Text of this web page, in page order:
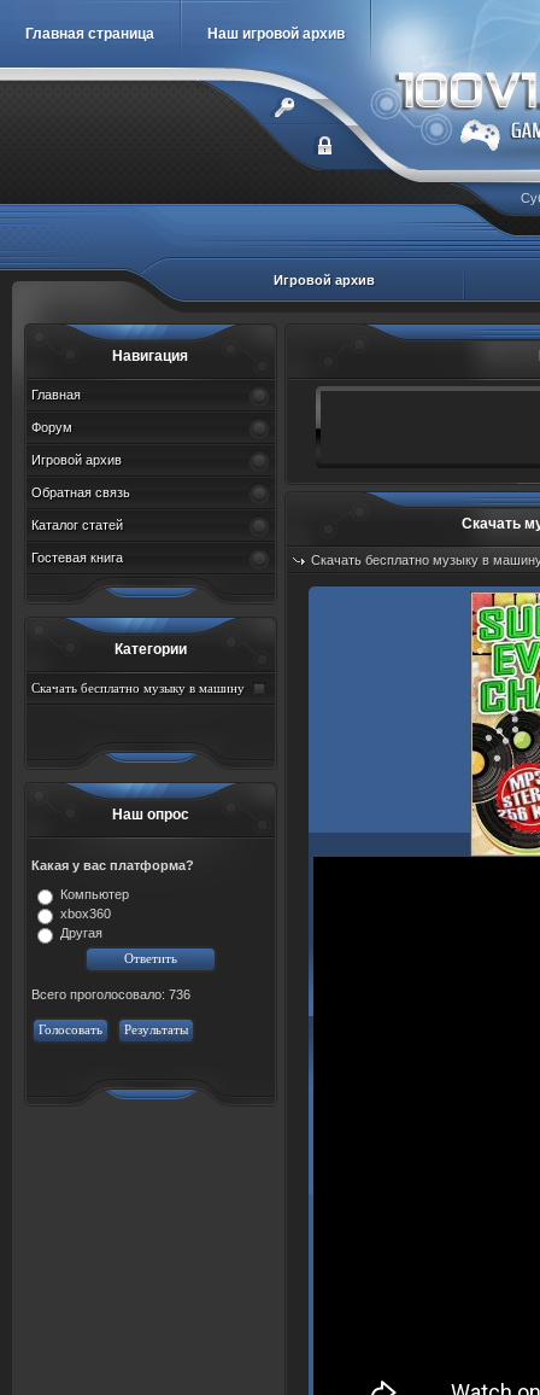
Главная страница Наш игровой архив
Игровой архив
Навигация
Главная
Форум
Игровой архив
Обратная связь
Каталог статей
Гостевая книга
Категории
Скачать бесплатно музыку в машину
Наш опрос
Какая у вас платформа?
Компьютер
xbox360
Другая
Всего проголосовало: 736
Голосовать Результаты
Скачать
Скачать бесплатно музыку в
Дата: 08.08.2026
Просмотров: 691